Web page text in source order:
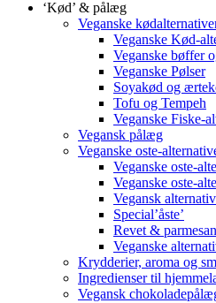
‘Kød’ & pålæg
Veganske
Veganske Kød-
Veganske bøffer
Veganske Pølser
Soyakød og
Tofu og Tempeh
Veganske Fiske-
Vegansk pålæg
Veganske oste-
Veganske oste-
Veganske oste-
Vegansk
Special’åste’
Revet &
Veganske
Krydderier, aroma og
Ingredienser til
Vegansk